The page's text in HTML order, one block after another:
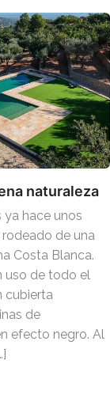
naturaleza
ya hace unos
de una
Costa Blanca.
uso de todo el
cubierta
de
efecto negro. Al